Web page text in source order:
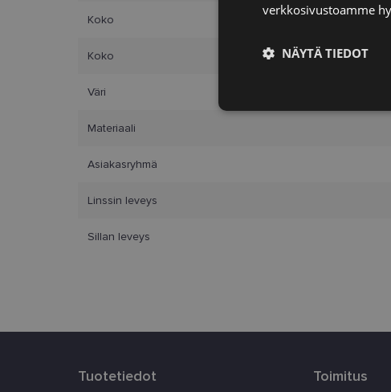
Koko
Koko
Väri
Materiaali
Asiakasryhmä
Linssin leveys
Sillan leveys
Tuotetiedot Toimitus
verkkosivustoamme
NÄYTÄ TIEDOT
välttämättömät
_tt_enable_cookie